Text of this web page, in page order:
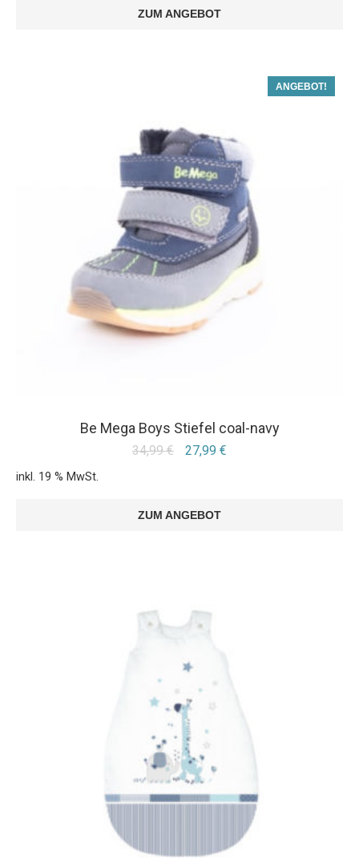
ZUM ANGEBOT
ANGEBOT!
Be Mega Boys Stiefel coal-navy
34,99€ 27,99 €
inkl. 19 % MwSt.
ZUM ANGEBOT